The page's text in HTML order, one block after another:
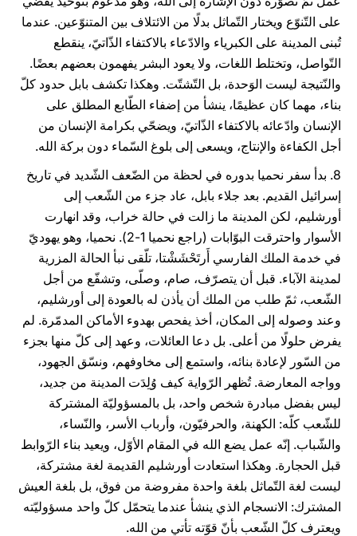
على التّنوّع ويختار التّماثل بدلًا من الائتلاف بين المتنوّعين. عندما
تُبنى المدينة على الكبرياء والادّعاء بالاكتفاء الذّاتيّ، ينقطع
التّواصل، وتختلط اللغات، ولا يعود البشر يفهمون بعضهم بعضًا.
والنّتيجة ليست الوَحدة، بل التّشتّت. وهكذا تكشف بابل حدود كلّ
بناء، مهما كان عظيمًا، ينشأ من إضفاء الطّابع المطلق على
الإنسان وادّعائه بالاكتفاء الذّاتيّ، ويضحّي بكرامة الإنسان من
أجل الكفاءة والإنتاج، ويسعى إلى بلوغ السّماء دون بركة الله.
8. بدأ سفر نحميا بدوره في لحظة من الضّعف الشّديد في تاريخ
إسرائيل القديم. بعد جلاء بابل، عاد جزء من الشّعب إلى
أورشليم، لكن المدينة ما زالت في حالة خراب، وقد انهارت
الأسوار واحترقت البوّابات (راجع نحميا 1-2). نحميا، وهو يهوديّ
في خدمة الملك الفارسي أَرتَحْشَشْتا، تلّقى نبأ الحالة المزرية
لمدينة الآباء. قبل أن يتصرّف، صام، وصلّى، وتشفّع من أجل
الشّعب، ثمّ طلب من الملك أن يأذن له بالعودة إلى أورشليم،
وعند وصوله إلى المكان، أخذ يفحص بهدوء الأماكن المدمّرة. لم
يفرض حلولًا من أعلى. بل دعا العائلات، وعهد إلى كلّ منها بجزء
من السّور لإعادة بنائه، واستمع إلى مخاوفهم، ونسّق الجهود،
وواجه المعارضة. تُظهر الرّواية كيف وُلِدَت المدينة من جديد،
ليس بفضل مبادرة شخص واحد، بل بالمسؤوليّة المشتركة
للشّعب كلّه: الكهنة، والحرفيّون، وأرباب الأسر، والنّساء،
والشّباب. إنّه عمل يضع الله في المقام الأوّل، ويعيد بناء الرّوابط
قبل الحجارة. وهكذا استعادت أورشليم القديمة لغة مشتركة،
ليست لغة التّماثل بلغة واحدة مفروضة من فوق، بل بلغة العيش
المشترك: الانسجام الذي ينشأ عندما يتحمّل كلّ واحد مسؤوليّته
ويعترف كلّ الشّعب بأنّ قوّته تأتي من الله.